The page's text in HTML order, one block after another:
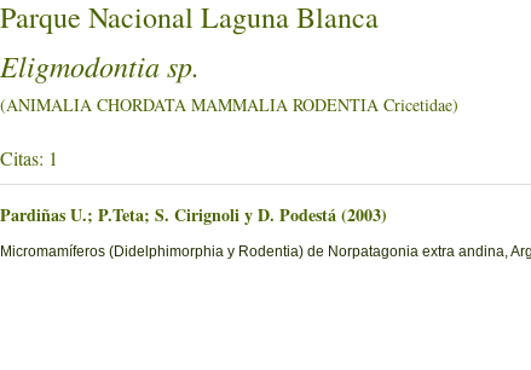
Parque Nacional Laguna Blanca
Eligmodontia sp.
(ANIMALIA CHORDATA MAMMALIA RODENTIA Cricetidae)
Citas: 1
Pardiñas U.; P.Teta; S. Cirignoli y D. Podestá (2003)
Micromamíferos (Didelphimorphia y Rodentia) de Norpatagonia extra andina,